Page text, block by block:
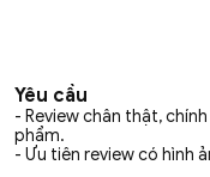
Yêu cầu
- Review chân thật,
phẩm.
- Ưu tiên review có hình